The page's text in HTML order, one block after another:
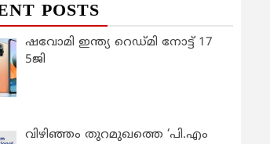
POSTS
ഷവോമി ഇന്ത്യ റെഡ്മി നോട്ട് 17
5ജി
വിഴിഞ്ഞം തുറമുഖത്തെ ‘പി.എം